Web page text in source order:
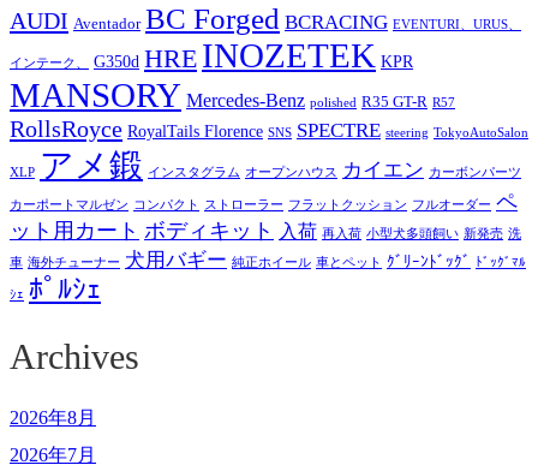
AUDI Aventador BC Forged BCRACING EVENTURI、URUS、
インテーク、 G350d HRE INOZETEK KPR
MANSORY Mercedes-Benz polished R35 GT-R R57
RollsRoyce RoyalTails Florence SNS SPECTRE steering TokyoAutoSalon
XLP アメ鍛 インスタグラム オープンハウス カイエン カーボンパーツ
カーポートマルゼン コンパクト ストローラー フラットクッション フルオーダー ペ
ット用カート ボディキット 入荷 再入荷 小型犬多頭飼い 新発売 洗
車 海外チューナー 犬用バギー 純正ホイール 車とペット ｸﾞﾘｰﾝﾄﾞｯｸﾞ ﾄﾞｯｸﾞﾏﾙ
ｼｪ ﾎﾟﾙｼｪ
Archives
2026年8月
2026年7月